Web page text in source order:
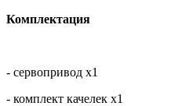
Комплектация
- сервопривод х1
- комплект качелек х1